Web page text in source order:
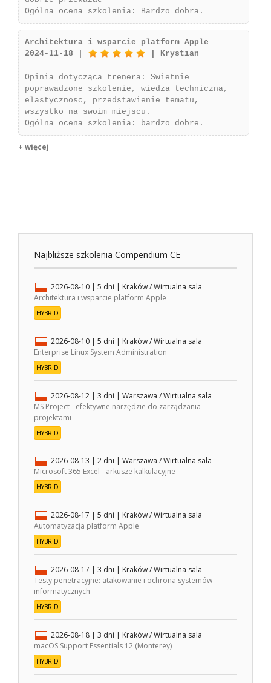
Ogólna ocena szkolenia: Bardzo dobra.
Architektura i wsparcie platform Apple
2024-11-18 |
| Krystian
Opinia dotycząca trenera: Swietnie
poprawadzone szkolenie, wiedza techniczna,
elastycznosc, przedstawienie tematu,
wszystko na swoim miejscu.
Ogólna ocena szkolenia: bardzo dobre.
+ więcej
Najbliższe szkolenia Compendium CE
2026-08-10 | 5 dni | Kraków / Wirtualna sala
Architektura i wsparcie platform Apple
HYBRID
2026-08-10 | 5 dni | Kraków / Wirtualna sala
Enterprise Linux System Administration
HYBRID
2026-08-12 | 3 dni | Warszawa / Wirtualna sala
MS Project - efektywne narzędzie do zarządzania
projektami
HYBRID
2026-08-13 | 2 dni | Warszawa / Wirtualna sala
Microsoft 365 Excel - arkusze kalkulacyjne
HYBRID
2026-08-17 | 5 dni | Kraków / Wirtualna sala
Automatyzacja platform Apple
HYBRID
2026-08-17 | 3 dni | Kraków / Wirtualna sala
Testy penetracyjne: atakowanie i ochrona systemów
informatycznych
HYBRID
2026-08-18 | 3 dni | Kraków / Wirtualna sala
macOS Support Essentials 12 (Monterey)
HYBRID